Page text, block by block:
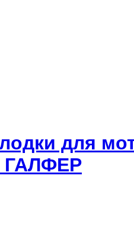
для
ГАЛФЕР